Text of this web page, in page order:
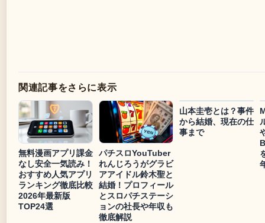
関連記事をさらに表示
無料漫画アプリ課金
なし安全一気読み！
おすすめ人気アプリ
ランキング徹底比較
2026年最新版
TOP24選
パチスロYouTuber
れんじろうがグラビ
アアイドル鈴木聖と
結婚！プロフィール
とスロパチステーシ
ョンの社長や年収も
徹底解説
山本圭壱とは？事件
から結婚、現在の仕
事まで